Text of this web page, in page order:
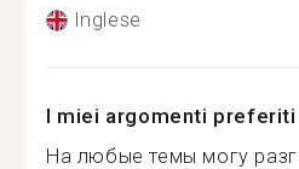
Inglese
I miei argomenti preferiti
На любые темы могу